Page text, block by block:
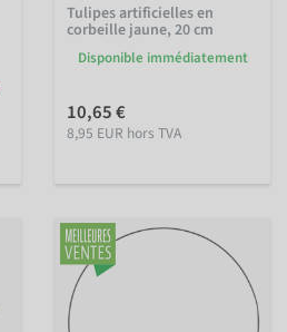
Tulipes artificielles en
corbeille jaune, 20 cm
Disponible immédiatement
10,65 €
8,95 EUR hors TVA